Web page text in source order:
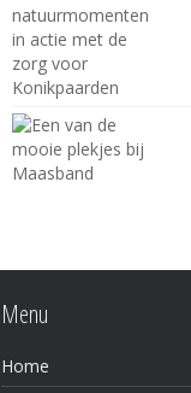
Menu
Home